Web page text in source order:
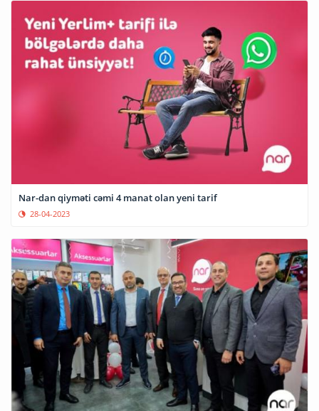
Nar-dan qiyməti cəmi 4 manat olan yeni tarif
28-04-2023